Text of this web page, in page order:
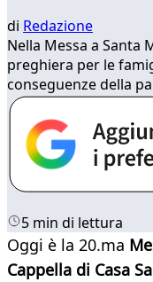
di Redazione
Nella Messa a Santa
preghiera per le
conseguenze della
5 min di lettura
Oggi è la 20.ma
Cappella di Casa